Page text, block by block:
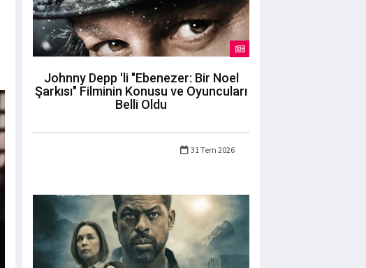
Johnny Depp 'li "Ebenezer: Bir Noel
Şarkısı" Filminin Konusu ve Oyuncuları
Belli Oldu
31 Tem 2026